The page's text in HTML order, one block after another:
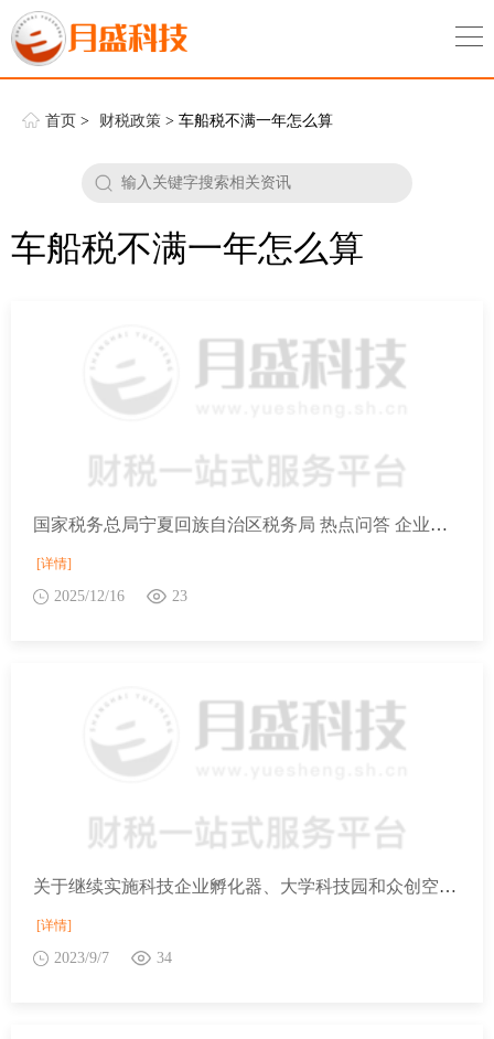
首页 > 财税政策 > 车船税不满一年怎么算
车船税不满一年怎么算
国家税务总局宁夏回族自治区税务局 热点问答 企业是否可以申请办理停业登记？
[详情]
2025/12/16 23
关于继续实施科技企业孵化器、大学科技园和众创空间有关税收政策的公告
[详情]
2023/9/7 34